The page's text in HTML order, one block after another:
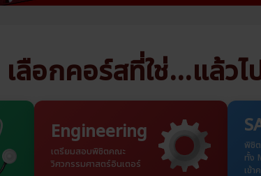
เลือกคอร์สที่ใช่...แล้
Engineering
เตรียมสอบพิชิตคณะ
วิศวกรรมศาสตร์อินเตอร์
พิชิ
ทั้ง
เข้